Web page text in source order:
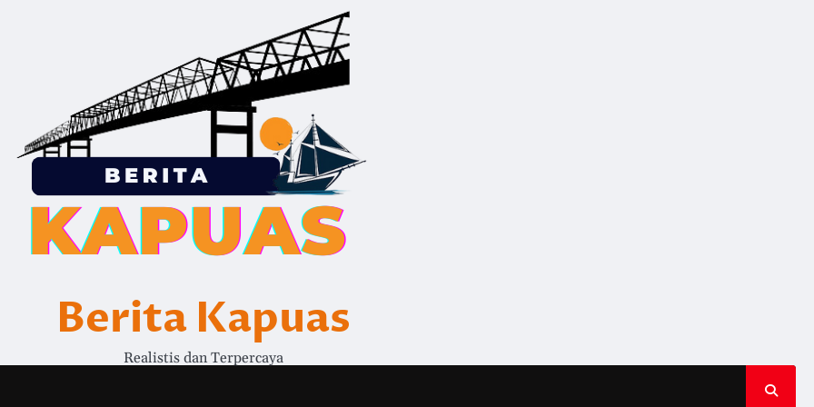
Berita Kapuas
Realistis dan Terpercaya